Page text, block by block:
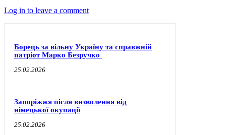
Log in to leave a comment
Борець за вільну Україну та справжній
патріот Марко Безручко
25.02.2026
Запоріжжя після визволення від
німецької окупації
25.02.2026